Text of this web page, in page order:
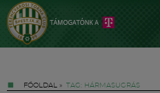
FŐOLDAL » TAG: HÁRMASUGRÁS